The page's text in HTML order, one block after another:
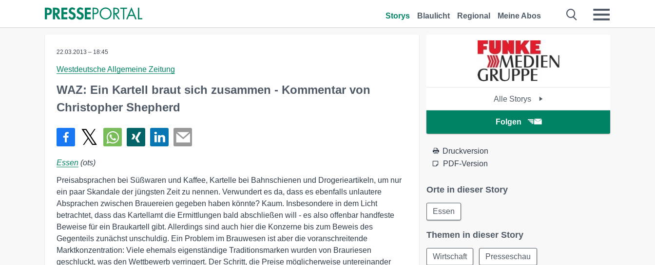
Storys Blaulicht Regional Meine Abos
22.03.2013 – 18:45
Westdeutsche Allgemeine Zeitung
WAZ: Ein Kartell braut sich zusammen - Kommentar von
Christopher Shepherd
Essen (ots)
Preisabsprachen bei Süßwaren und Kaffee, Kartelle bei Bahnschienen und Drogerieartikeln, um nur
ein paar Skandale der jüngsten Zeit zu nennen. Verwundert es da, dass es ebenfalls unlautere
Absprachen zwischen Brauereien gegeben haben könnte? Kaum. Insbesondere in dem Licht
betrachtet, dass das Kartellamt die Ermittlungen bald abschließen will - es also offenbar handfeste
Beweise für ein Braukartell gibt. Allerdings sind auch hier die Konzerne bis zum Beweis des
Gegenteils zunächst unschuldig. Ein Problem im Brauwesen ist aber die voranschreitende
Marktkonzentration: Viele ehemals eigenständige Traditionsmarken wurden von Brauriesen
geschluckt, was den Wettbewerb verringert. Der Schritt, die Preise möglicherweise untereinander
Alle Storys
Folgen
Druckversion
PDF-Version
Orte in dieser Story
Essen
Themen in dieser Story
Wirtschaft Presseschau